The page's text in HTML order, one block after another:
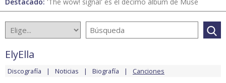
ElyElla
Discografía Noticias Biografía Canciones